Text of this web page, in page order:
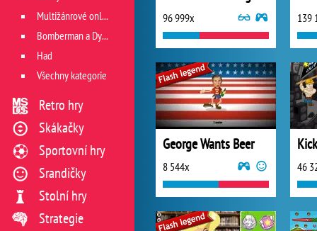
96 999x 139
George Wants Beer
8 544x 46
Multižánrové online hry
Bomberman a Dyna Blaster
Had
Všechny kategorie
Retro hry
Skákačky
Sportovní hry
Srandičky
Stolní hry
Strategie